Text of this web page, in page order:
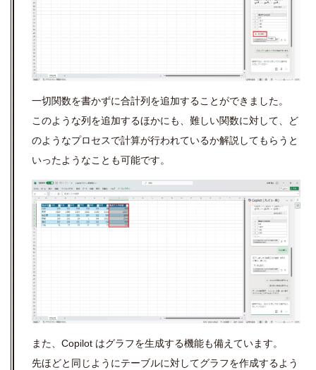
一切関数を書かずに合計列を追加することができました。
このような列を追加するほかにも、難しい関数に対して、ど
のようなプロセスで計算が行われているか解説してもらうと
いったようなことも可能です。
また、 Copilot はグラフを生成する機能も備えています。
先ほどと同じようにテーブルに対してグラフを作成するよう